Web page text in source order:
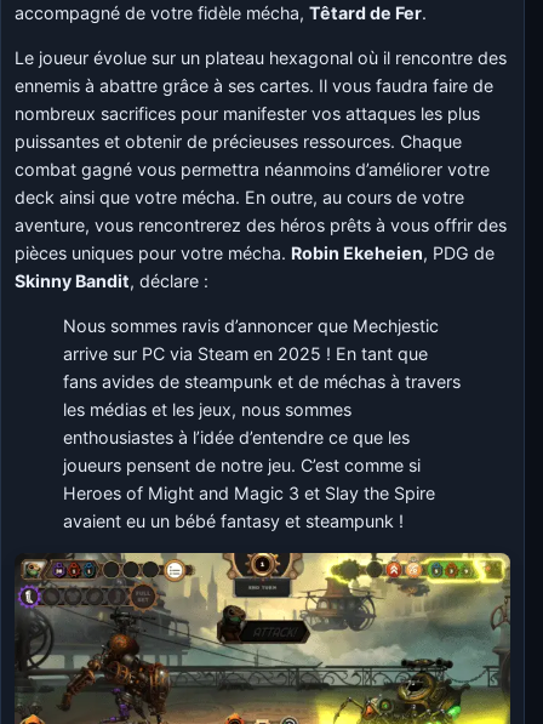
accompagné de votre fidèle mécha,Têtard de Fer.
Le joueur évolue sur un plateau hexagonal où il rencontre des
ennemis à abattre grâce à ses cartes. Il vous faudra faire de
nombreux sacrifices pour manifester vos attaques les plus
puissantes et obtenir de précieuses ressources. Chaque
combat gagné vous permettra néanmoins d’améliorer votre
deck ainsi que votre mécha. En outre, au cours de votre
aventure, vous rencontrerez des héros prêts à vous offrir des
pièces uniques pour votre mécha. Robin Ekeheien, PDG de
Skinny Bandit, déclare :
Nous sommes ravis d’annoncer que Mechjestic
arrive sur PC via Steam en 2025 ! En tant que
fans avides de steampunk et de méchas à travers
les médias et les jeux, nous sommes
enthousiastes à l’idée d’entendre ce que les
joueurs pensent de notre jeu. C’est comme si
Heroes of Might and Magic 3 et Slay the Spire
avaient eu un bébé fantasy et steampunk !